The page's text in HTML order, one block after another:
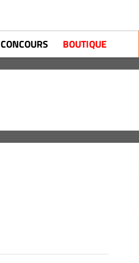
CONCOURS BOUTIQUE